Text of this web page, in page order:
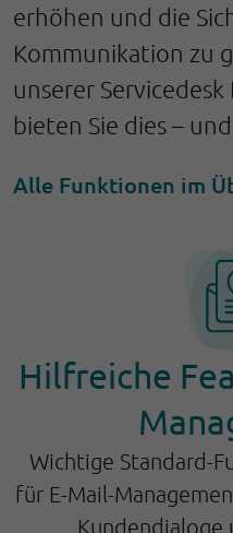
erhöhen und die
Kommunikation zu
unserer
bieten Sie dies –
Alle Funktionen im
Hilfreiche
Wichtige Standard-
für E-Mail-
Kundendialoge